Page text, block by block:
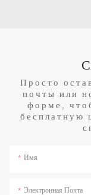
Просто
почты или
форме,
бесплатную
Имя
Электронная Почта